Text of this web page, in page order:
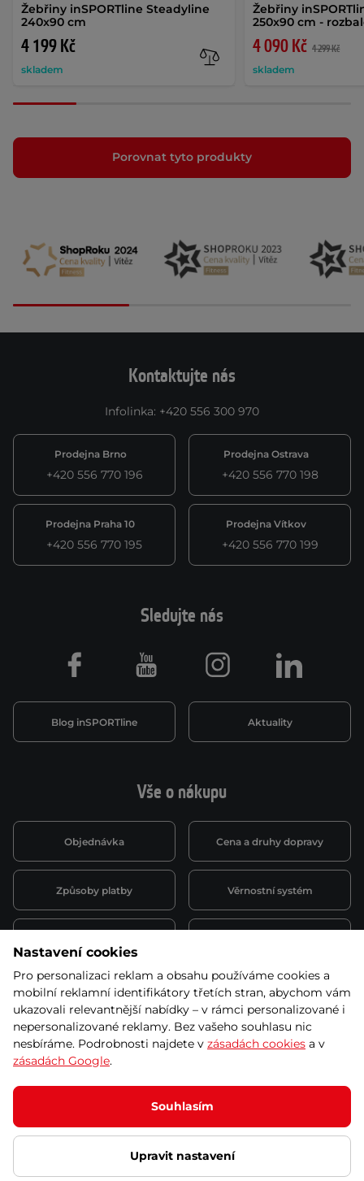
Žebřiny inSPORTline Steadyline
240x90 cm
4 199 Kč
skladem
Žebřiny
250x90 cm -
4 090 Kč 4 299 Kč
skladem
Porovnat tyto produkty
Kontaktujte nás
Infolinka: +420 556 300 970
Prodejna Brno
+420 556 770 196
Prodejna Ostrava
+420 556 770 198
Prodejna Praha 10
+420 556 770 195
Prodejna Vítkov
+420 556 770 199
Vše o nákupu
Objednávka Cena a druhy dopravy
Způsoby platby Věrnostní systém
Půjčovna
obchodní podmínky
Kariéra
Sledujte nás
Blog inSPORTline Aktuality
Facebook Youtube Instagram LinkedIn
© 2026 SEVEN SPORT s.r.o Všechna práva vyhrazena
Podle zákona o evidenci tržeb je prodávající povinen vystavit
kupujícímu účtenku.
Zároveň je povinen zaevidovat přijatou tržbu u správce daně online; v
případě technického výpadku pak nejpozději do 48 hodin.
Ochrana osobních údajů Nastavení cookies Vnitřní oznamovací
systém Prohlášení přístupnosti
Nastavení cookies
Pro personalizaci reklam a obsahu používáme cookies a
mobilní reklamní identifikátory třetích stran, abychom vám
ukazovali relevantnější nabídky – v rámci personalizované i
nepersonalizované reklamy. Bez vašeho souhlasu nic
nesbíráme. Podrobnosti najdete v zásadách cookies a v
zásadách Google.
Souhlasím
Upravit nastavení